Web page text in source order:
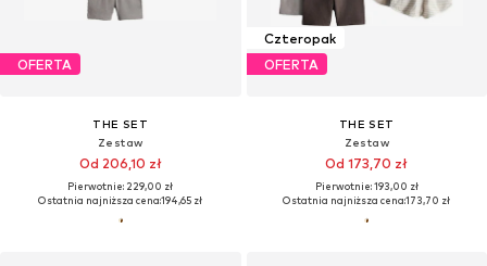
OFERTA
THE SET
Zestaw
Od 206,10 zł
Pierwotnie: 229,00 zł
Ostatnia najniższa cena:194,65 zł
Czteropak
OFERTA
THE SET
Zestaw
Od 173,70 zł
Pierwotnie: 193,00 zł
Ostatnia najniższa cena:173,70 zł